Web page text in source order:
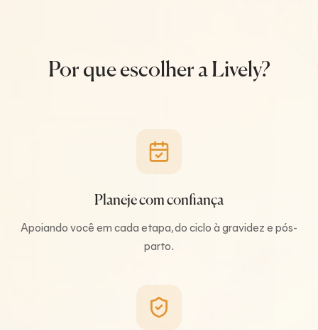
Por que escolher a Lively?
Planeje com confiança
Apoiando você em cada etapa, do ciclo à gravidez e pós-
parto.